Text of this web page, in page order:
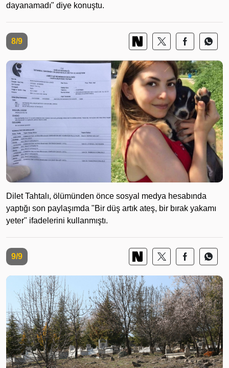
dayanamadı" diye konuştu.
8/9
Dilet Tahtalı, ölümünden önce sosyal medya hesabında
yaptığı son paylaşımda "Bir düş artık ateş, bir bırak yakamı
yeter" ifadelerini kullanmıştı.
9/9